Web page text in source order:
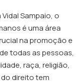
Sampaio, o
é uma área
na promoção e
todas as pessoas,
raça, religião,
direito tem